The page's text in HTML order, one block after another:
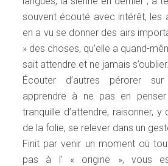
souvent écouté avec intérêt, les
en a vu se donner des airs
» des choses, qu’elle a quand-
sait attendre et ne jamais s’oublier.
Écouter d’autres pérorer
apprendre à ne pas en penser
tranquille d’attendre, raisonner,
de la folie, se relever dans un
Finit par venir un moment où
pas à l’ « origine », vous